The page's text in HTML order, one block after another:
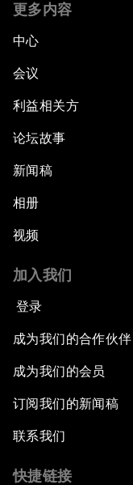
更多内容
中心
会议
利益相关方
论坛故事
新闻稿
相册
视频
加入我们
登录
成为我们的合作伙伴
成为我们的会员
订阅我们的新闻稿
联系我们
快捷链接